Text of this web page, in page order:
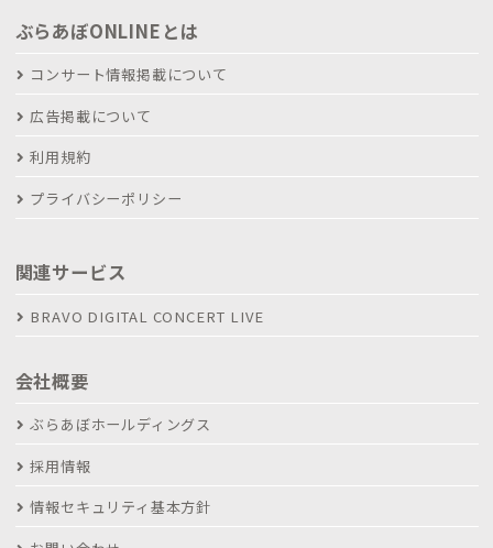
ぶらあぼONLINEとは
コンサート情報掲載について
広告掲載について
利用規約
プライバシーポリシー
関連サービス
BRAVO DIGITAL CONCERT LIVE
会社概要
ぶらあぼホールディングス
採用情報
情報セキュリティ基本方針